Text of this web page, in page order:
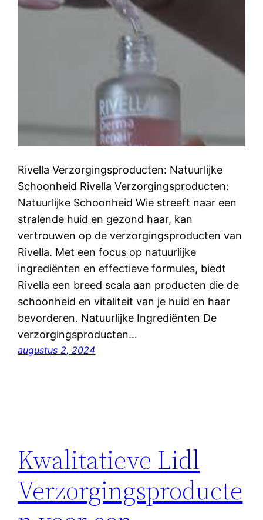
Rivella Verzorgingsproducten: Natuurlijke
Schoonheid Rivella Verzorgingsproducten:
Natuurlijke Schoonheid Wie streeft naar een
stralende huid en gezond haar, kan
vertrouwen op de verzorgingsproducten van
Rivella. Met een focus op natuurlijke
ingrediënten en effectieve formules, biedt
Rivella een breed scala aan producten die de
schoonheid en vitaliteit van je huid en haar
bevorderen. Natuurlijke Ingrediënten De
verzorgingsproducten…
augustus 2, 2024
Kwalitatieve Lidl
Verzorgingsproducte